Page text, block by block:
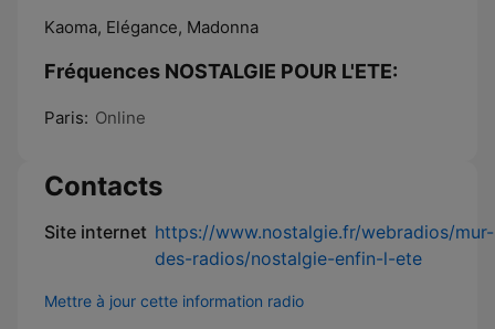
Kaoma, Elégance, Madonna
Fréquences NOSTALGIE POUR L'ETE:
Paris: Online
Contacts
Site internet https://www.nostalgie.fr/webradios/mur-
des-radios/nostalgie-enfin-l-ete
Mettre à jour cette information radio